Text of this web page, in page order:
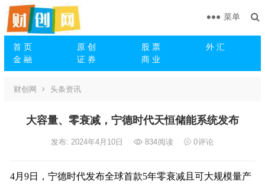
首 页 原 创 股 票
外 汇
金 融
证 券 商 业
菜单
财创网 头条资讯
大容量、零衰减，宁德时代天恒储能系统发布
发布: 2024年4月10日 834阅读 0评论
4月9日，宁德时代发布全球首款5年零衰减且可大规模量产